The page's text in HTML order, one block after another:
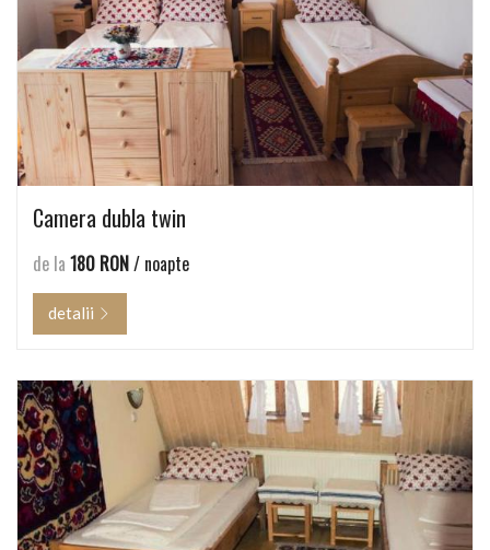
Camera dubla twin
de la 180 RON/ noapte
detalii